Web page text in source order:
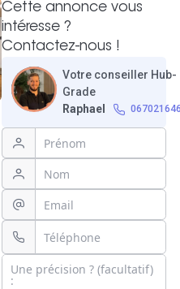
Cette annonce vous
intéresse ?
Contactez-nous !
Votre conseiller Hub-
Grade
Raphael